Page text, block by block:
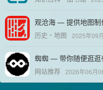
观沧海 — 提供地图制
历史 地图 2025年09
蜘蜘 — 带你随便逛逛
网站推荐 2026年06月